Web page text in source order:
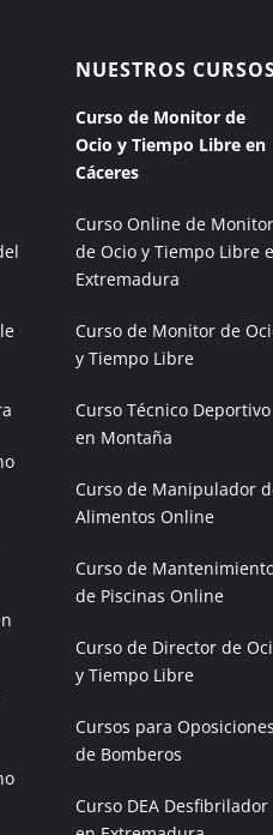
NUESTROS
Curso de Monitor de
Ocio y Tiempo Libre en
Cáceres
Curso Online de Monitor
de Ocio y Tiempo Libre
Extremadura
Curso de Monitor de
y Tiempo Libre
Curso Técnico Deportivo
en Montaña
Curso de Manipulador
Alimentos Online
Curso de
de Piscinas Online
Curso de Director de
y Tiempo Libre
Cursos para Oposiciones
de Bomberos
Curso DEA Desfibrilador